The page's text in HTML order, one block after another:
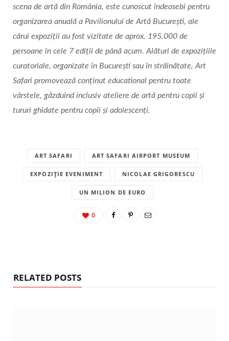
scena de artă din România, este cunoscut îndeosebi pentru
organizarea anuală a Pavilionului de Artă București, ale
cărui expoziții au fost vizitate de aprox. 195.000 de
persoane în cele 7 ediții de până acum. Alături de expoziţiile
curatoriale, organizate în București sau în străinătate, Art
Safari promovează conținut educational pentru toate
vârstele, găzduind inclusiv ateliere de artă pentru copii și
tururi ghidate pentru copii și adolescenţi.
ART SAFARI ART SAFARI AIRPORT MUSEUM
EXPOZIȚIE EVENIMENT NICOLAE GRIGORESCU
UN MILION DE EURO
0
RELATED POSTS